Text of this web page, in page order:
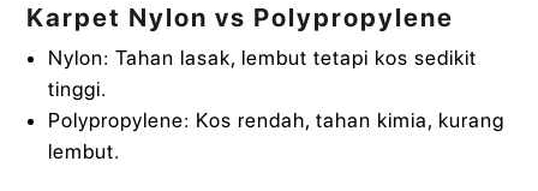
Karpet Nylon vs Polypropylene
Nylon: Tahan lasak, lembut tetapi kos sedikit
tinggi.
Polypropylene: Kos rendah, tahan kimia, kurang
lembut.